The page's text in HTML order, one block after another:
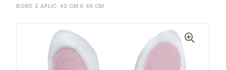
BORD. E APLIC. 40 CM X 46 CM